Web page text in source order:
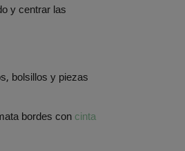
y centrar las
bolsillos y piezas
bordes concinta